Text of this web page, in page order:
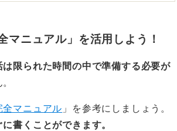
。以後、公的な書類作成には細
印象を与えることができると案
さな表記ミスにとらわれず、面
マニュアル」を活用しよう！
は限られた時間の中で準備する必要が
全マニュアル 」を参考にしましょう。
書くことができます。